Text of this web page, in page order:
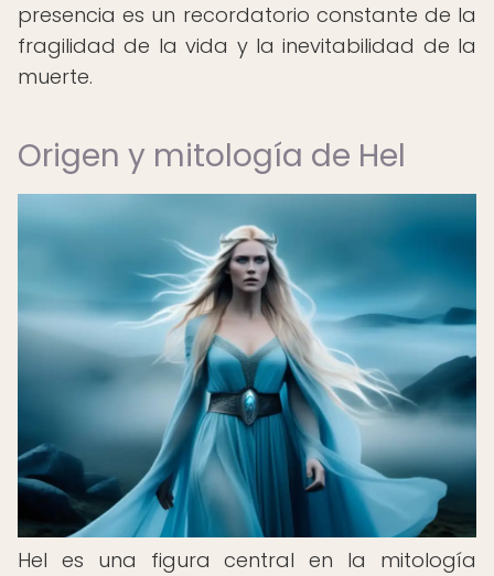
presencia es un recordatorio constante de la
fragilidad de la vida y la inevitabilidad de la
muerte.
Origen y mitología de Hel
Hel es una figura central en la mitología